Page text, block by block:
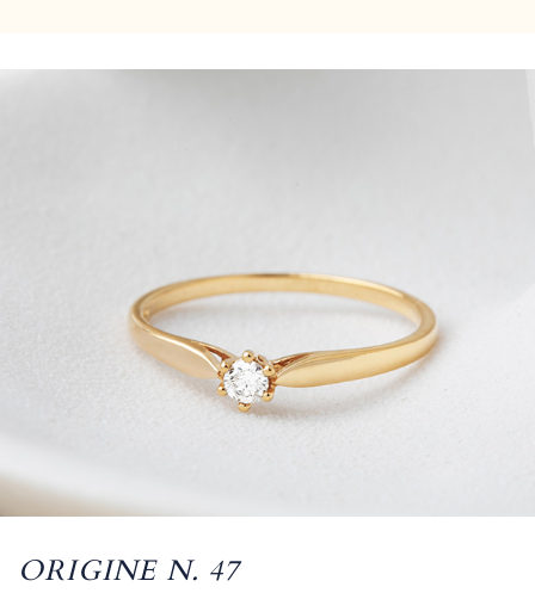
ORIGINE N. 47